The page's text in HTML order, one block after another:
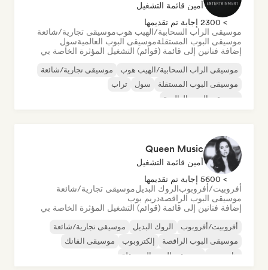
أمين قائمة التشغيل
> 2300 إجابة تم تقديمها
موسيقى الراب السحابية/الهيب هوبموسيقى تجارية/شائعة
موسيقى البوب المستقلةموسيقى البوب العالميةسول
إضافة فنانين إلى قائمة (قوائم) التشغيل المؤثرة الخاصة بي
موسيقى الراب السحابية/الهيب هوب
موسيقى تجارية/شائعة
موسيقى البوب المستقلة
سول
تراب
موسيقى البوب العالمية
Queen Music
أمين قائمة التشغيل
> 5600 إجابة تم تقديمها
أفروبيت/أفروبوبالروك البديلموسيقى تجارية/شائعة
موسيقى البوب الراقصةدريم بوب
إضافة فنانين إلى قائمة (قوائم) التشغيل المؤثرة الخاصة بي
أفروبيت/أفروبوب الروك البديل
موسيقى تجارية/شائعة
موسيقى البوب الراقصة
إلكتروبوب
موسيقى الفانك
هايبربوب
موسيقى البوب المستقلة